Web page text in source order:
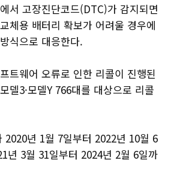
서 고장진단코드(DTC)가 감지되면
체용 배터리 확보가 어려울 경우에
식으로 대응한다.
트웨어 오류로 인한 리콜이 진행된
델3·모델Y 766대를 대상으로 리콜
2020년 1월 7일부터 2022년 10월 6
년 3월 31일부터 2024년 2월 6일까